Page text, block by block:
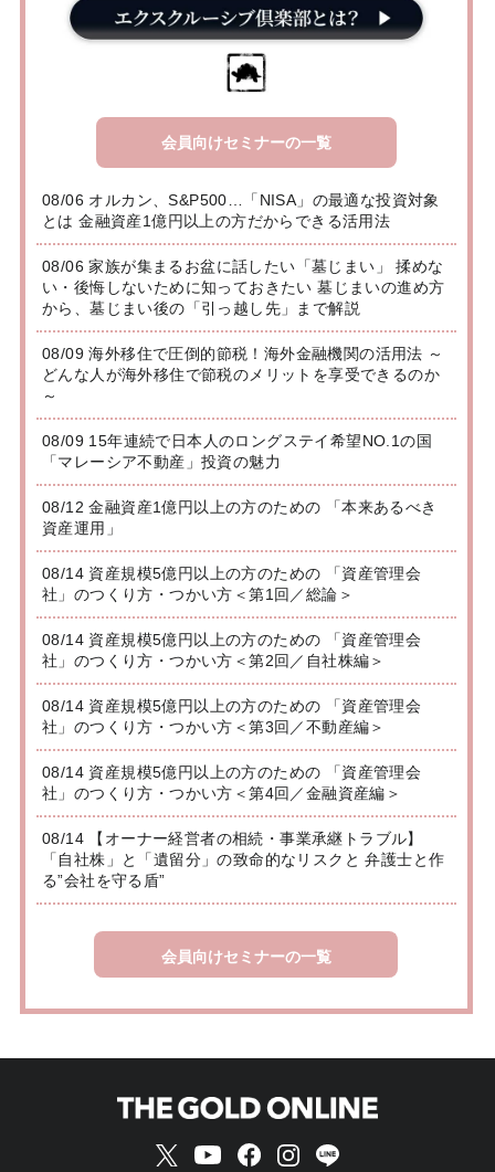
会員向けセミナーの一覧
08/06 オルカン、S&P500…「NISA」の最適な投資対象
とは 金融資産1億円以上の方だからできる活用法
08/06 家族が集まるお盆に話したい「墓じまい」 揉めな
い・後悔しないために知っておきたい 墓じまいの進め方
から、墓じまい後の「引っ越し先」まで解説
08/09 海外移住で圧倒的節税！海外金融機関の活用法 ～
どんな人が海外移住で節税のメリットを享受できるのか
～
08/09 15年連続で日本人のロングステイ希望NO.1の国
「マレーシア不動産」投資の魅力
08/12 金融資産1億円以上の方のための 「本来あるべき
資産運用」
08/14 資産規模5億円以上の方のための 「資産管理会
社」のつくり方・つかい方＜第1回／総論＞
08/14 資産規模5億円以上の方のための 「資産管理会
社」のつくり方・つかい方＜第2回／自社株編＞
08/14 資産規模5億円以上の方のための 「資産管理会
社」のつくり方・つかい方＜第3回／不動産編＞
08/14 資産規模5億円以上の方のための 「資産管理会
社」のつくり方・つかい方＜第4回／金融資産編＞
08/14 【オーナー経営者の相続・事業承継トラブル】
「自社株」と「遺留分」の致命的なリスクと 弁護士と作
る”会社を守る盾”
会員向けセミナーの一覧